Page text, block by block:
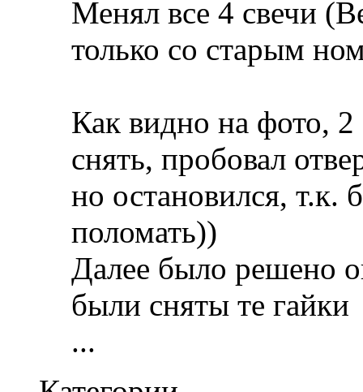
Менял все 4 свечи
только со старым
Как видно на фото, 2
снять, пробовал
но остановился, т.к.
поломать))
Далее было решено
были сняты те гайки
...